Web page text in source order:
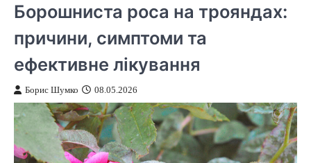
Борошниста роса на трояндах:
причини, симптоми та
ефективне лікування
Борис Шумко 08.05.2026